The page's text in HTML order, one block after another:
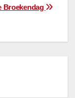
Broekendag